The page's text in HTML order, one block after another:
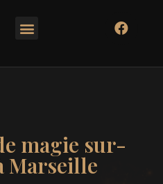
magie sur-
Marseille